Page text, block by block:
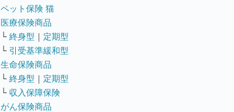
ペット保険 猫
医療保険商品
└ 終身型 ｜ 定期型
└ 引受基準緩和型
生命保険商品
└ 終身型 ｜ 定期型
└ 収入保障保険
がん保険商品